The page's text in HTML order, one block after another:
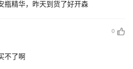
瓶精华，昨天到货了好开森
0
不了啊